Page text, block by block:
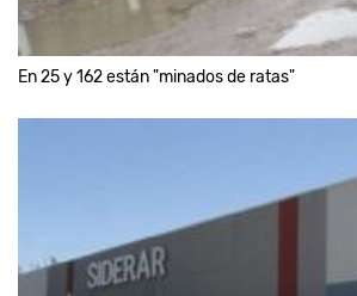
En 25 y 162 están "minados de ratas"